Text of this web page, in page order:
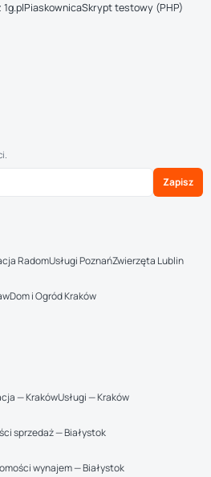
PiaskownicaSkrypt testowy (PHP)
Zapisz
RadomUsługi PoznańZwierzęta Lublin
Dom i Ogród Kraków
— KrakówUsługi — Kraków
sprzedaż — Białystok
wynajem — Białystok